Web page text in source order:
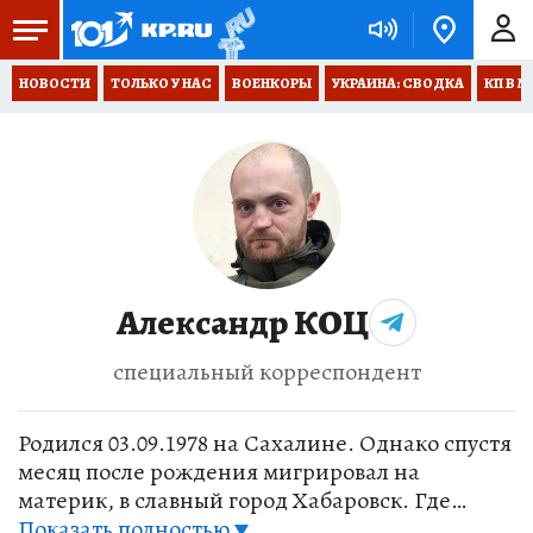
НОВОСТИ ТОЛЬКО У НАС ВОЕНКОРЫ УКРАИНА: СВОДКА КП В
Александр КОЦ
специальный корреспондент
Родился 03.09.1978 на Сахалине. Однако спустя
месяц после рождения мигрировал на
материк, в славный город Хабаровск. Где